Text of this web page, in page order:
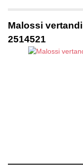
Malossi
2514521